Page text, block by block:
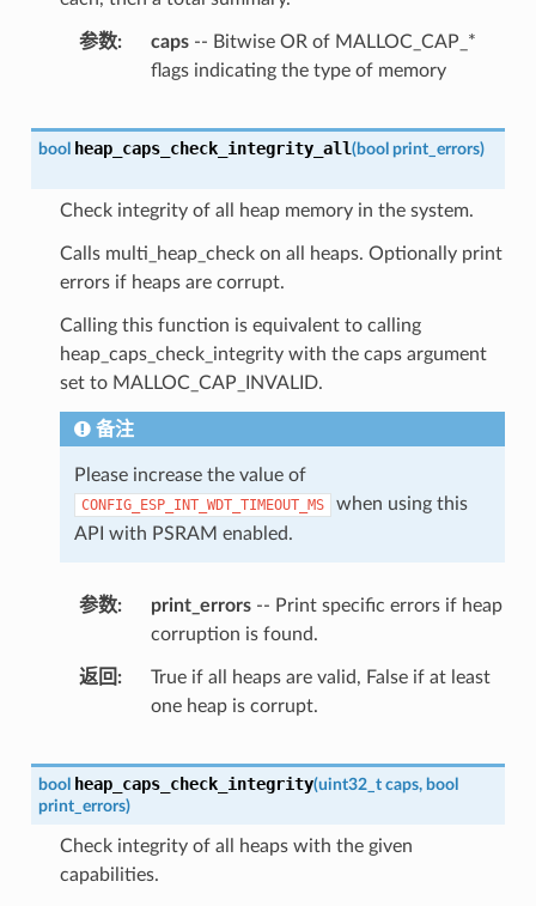
参数 caps-- Bitwise OR of MALLOC_CAP_*
flags indicating the type of memory
bool heap_caps_check_integrity_all(bool print_errors)
Check integrity of all heap memory in the system.
Calls multi_heap_check on all heaps. Optionally print
errors if heaps are corrupt.
Calling this function is equivalent to calling
heap_caps_check_integrity with the caps argument
set to MALLOC_CAP_INVALID.
备注
Please increase the value of
CONFIG_ESP_INT_WDT_TIMEOUT_MS
when using this
API with PSRAM enabled.
参数 print_errors-- Print specific errors if heap
corruption is found.
返回
True if all heaps are valid, False if at least
one heap is corrupt.
bool heap_caps_check_integrity(uint32_t caps, bool
print_errors)
Check integrity of all heaps with the given
capabilities.